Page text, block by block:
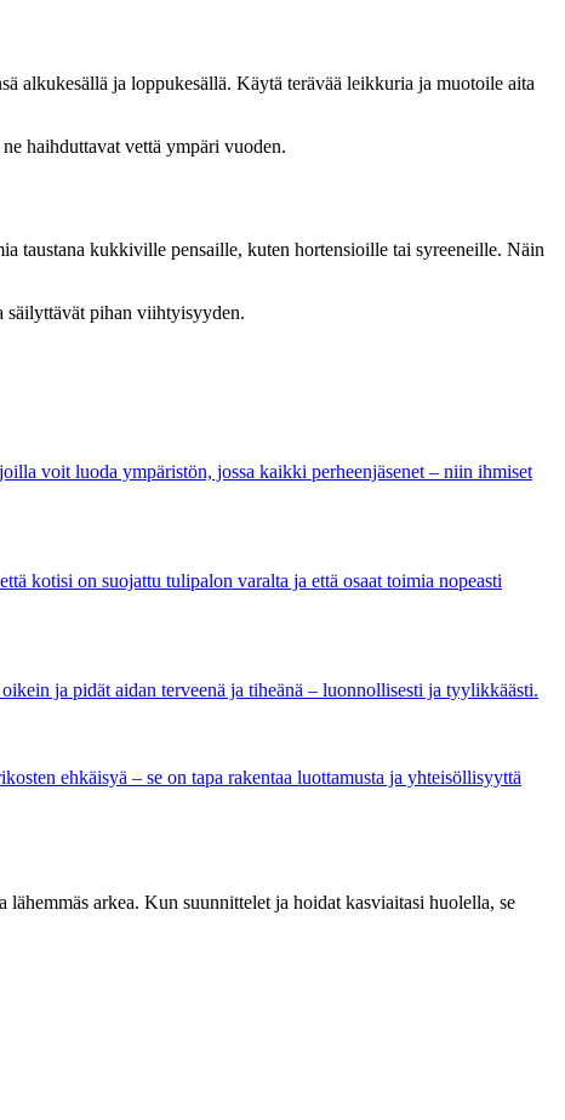
alkukesällä ja loppukesällä. Käytä terävää leikkuria ja muotoile aita
haihduttavat vettä ympäri vuoden.
taustana kukkiville pensaille, kuten hortensioille tai syreeneille. Näin
säilyttävät pihan viihtyisyyden.
voit luoda ympäristön, jossa kaikki perheenjäsenet – niin ihmiset
kotisi on suojattu tulipalon varalta ja että osaat toimia nopeasti
ja pidät aidan terveenä ja tiheänä – luonnollisesti ja tyylikkäästi.
ehkäisyä – se on tapa rakentaa luottamusta ja yhteisöllisyyttä
arkea. Kun suunnittelet ja hoidat kasviaitasi huolella, se